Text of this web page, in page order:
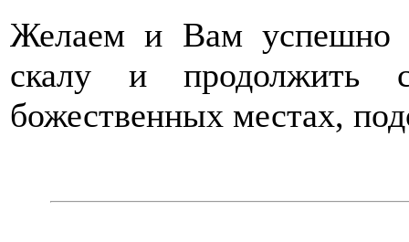
Желаем и Вам успешно
скалу и продолжить
божественных местах,